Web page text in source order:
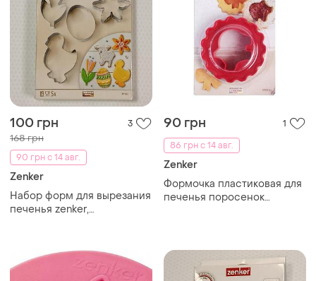
100 грн 3
168 грн
90 грн с 14 авг.
Zenker
Набор форм для вырезания
печенья zenker,
тематики. производитель:
zenker, нижняя.
90 грн
1
86 грн с 14 авг.
Zenker
Формочка пластиковая для
печенья поросенок